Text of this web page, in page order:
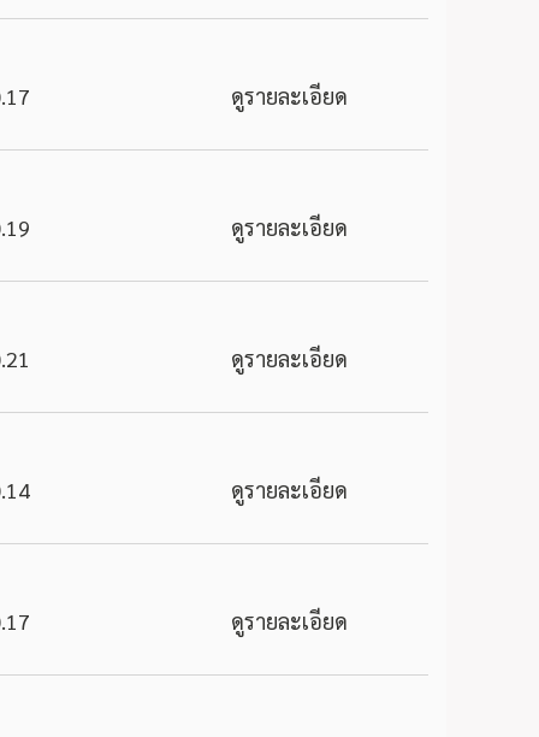
ดูรายละเอียด
ดูรายละเอียด
ดูรายละเอียด
ดูรายละเอียด
ดูรายละเอียด